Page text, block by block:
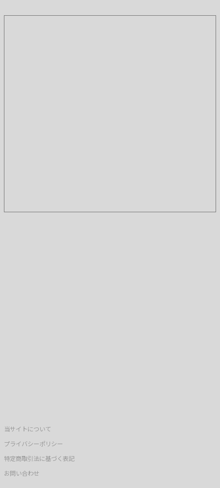
当サイトについて
プライバシーポリシー
特定商取引法に基づく表記
お問い合わせ